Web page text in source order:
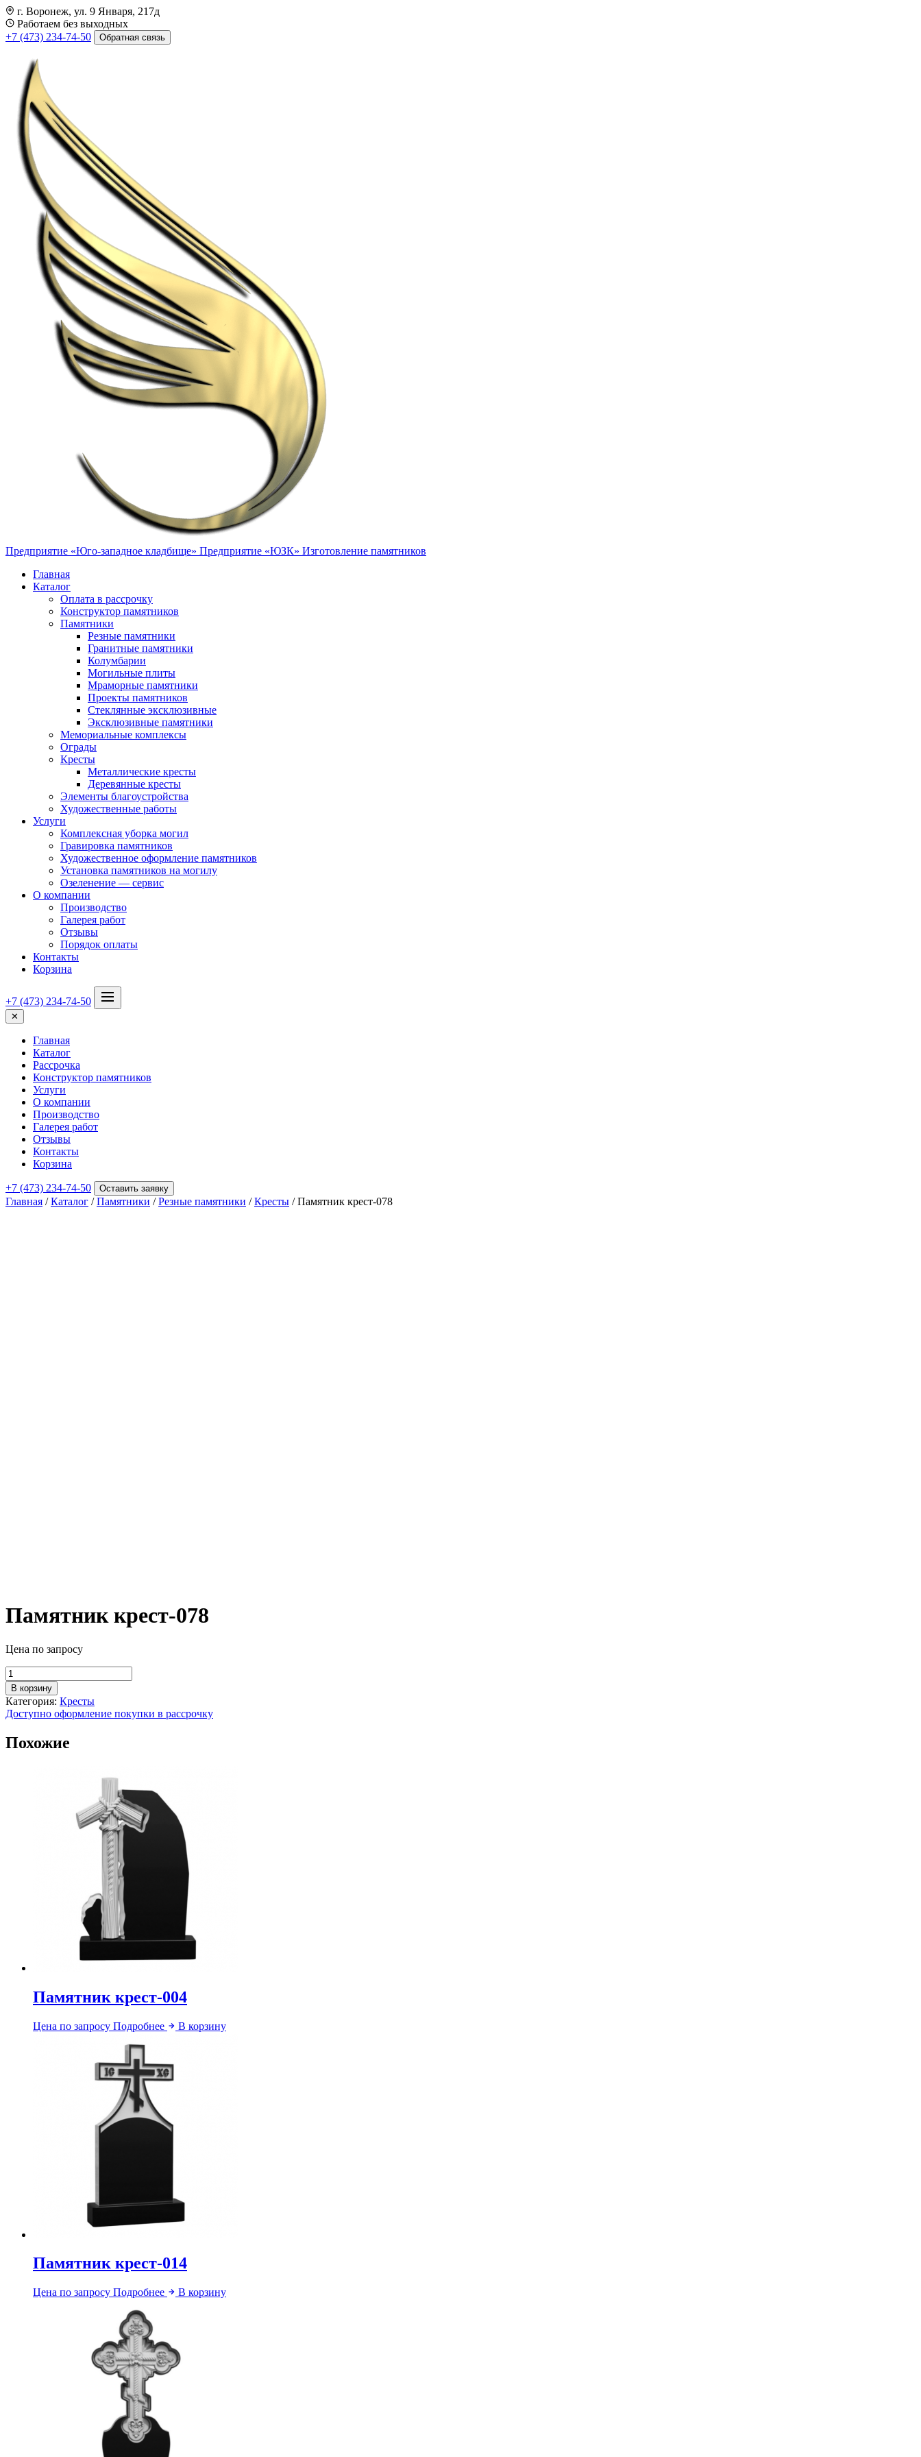
г. Воронеж, ул. 9 Января, 217д
Работаем без выходных
+7 (473) 234-74-50
Обратная связь
Предприятие «Юго-западное кладбище» Предприятие «ЮЗК» Изготовление памятников
Главная
Каталог
Оплата в рассрочку
Конструктор памятников
Памятники
Резные памятники
Гранитные памятники
Колумбарии
Могильные плиты
Мраморные памятники
Проекты памятников
Стеклянные эксклюзивные
Эксклюзивные памятники
Мемориальные комплексы
Ограды
Кресты
Металлические кресты
Деревянные кресты
Элементы благоустройства
Художественные работы
Услуги
Комплексная уборка могил
Гравировка памятников
Художественное оформление памятников
Установка памятников на могилу
Озеленение — сервис
О компании
Производство
Галерея работ
Отзывы
Порядок оплаты
Контакты
Корзина
+7 (473) 234-74-50
✕
Главная
Каталог
Рассрочка
Конструктор памятников
Услуги
О компании
Производство
Галерея работ
Отзывы
Контакты
Корзина
+7 (473) 234-74-50 Оставить заявку
Главная /Каталог /Памятники /Резные памятники /Кресты / Памятник крест-078
Памятник крест-078
Цена по запросу
Количество
товара
Памятник
крест-078
В корзину
Категория: Кресты
Доступно оформление покупки в рассрочку
Похожие
Памятник крест-004
Цена по запросу Подробнее В корзину
Памятник крест-014
Цена по запросу Подробнее В корзину